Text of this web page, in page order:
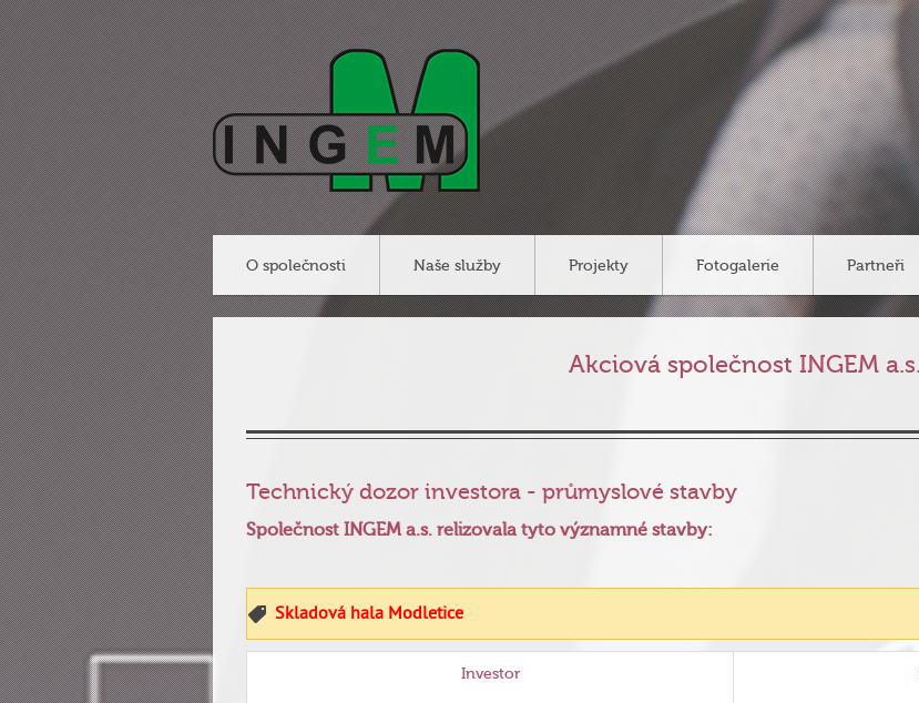
O společnosti Naše služby Projekty Fotogalerie Partneři
Akciová společnost INGEM a.s.
Technický dozor investora - průmyslové stavby
Společnost INGEM a.s. relizovala tyto významné stavby:
Skladová hala Modletice
Investor